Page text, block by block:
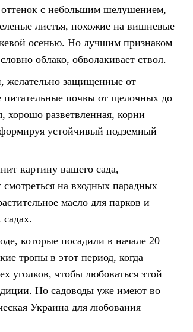
с небольшим шелушением,
листья, похожие на вишневые
осенью. Но лучшим признаком
облако, обволакивает ствол.
желательно защищенные от
питательные почвы от щелочных до
хорошо разветвленная, корни
устойчивый подземный
картину вашего сада,
на входных парадных
масло для парков и
которые посадили в начале 20
тропы в этот период, когда
уголков, чтобы любоваться этой
Но садоводы уже имеют во
Украина для любования